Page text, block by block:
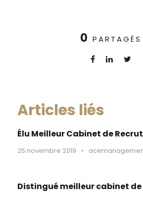
0 PARTAGÉS
Articles liés
Élu Meilleur Cabinet de
25 novembre 2019 •
Distingué meilleur cabinet